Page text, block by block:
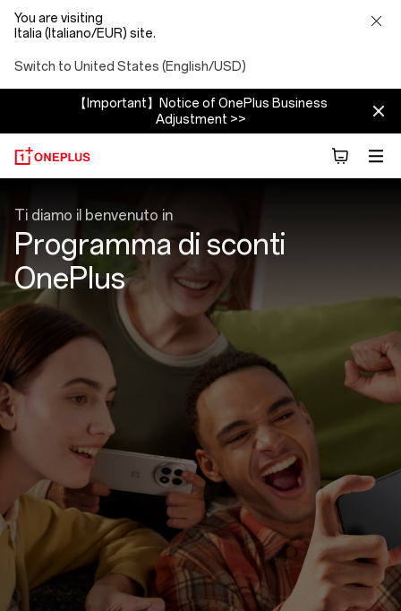
You are visiting
Italia (Italiano/EUR) site.
Switch to United States (English/USD)
【Important】Notice of OnePlus Business
Adjustment >>
Programma
sconto
Ti diamo il benvenuto in
Programma di sconti
OnePlus